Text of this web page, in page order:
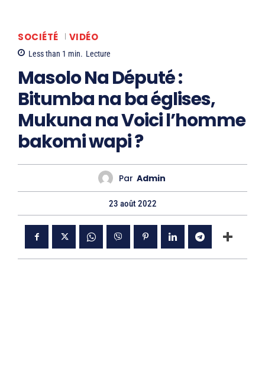
SOCIÉTÉ VIDÉO
Less than 1 min. Lecture
Masolo Na Député :
Bitumba na ba églises,
Mukuna na Voici l’homme
bakomi wapi ?
Par Admin
23 août 2022